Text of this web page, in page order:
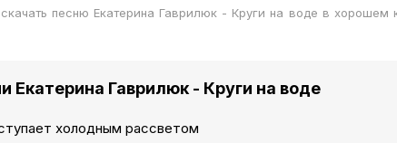
песню Екатерина Гаврилюк - Круги на воде в хорошем
Екатерина Гаврилюк - Круги на воде
холодным рассветом